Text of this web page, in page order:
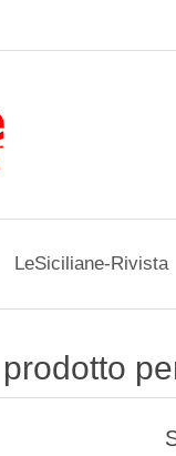
LeSiciliane-Rivista